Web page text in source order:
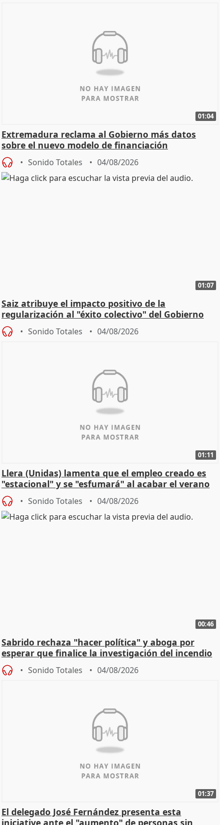
01:04
Extremadura reclama al Gobierno más datos
sobre el nuevo modelo de financiación
Sonido Totales 04/08/2026
01:07
Saiz atribuye el impacto positivo de la
regularización al "éxito colectivo" del Gobierno
Sonido Totales 04/08/2026
01:11
Llera (Unidas) lamenta que el empleo creado es
"estacional" y se "esfumará" al acabar el verano
Sonido Totales 04/08/2026
00:46
Sabrido rechaza "hacer política" y aboga por
esperar que finalice la investigación del incendio
Sonido Totales 04/08/2026
01:37
El delegado José Fernández presenta esta
iniciative ante el "aumento" de personas sin